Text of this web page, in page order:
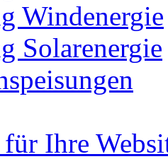
Windenergie
Solarenergie
Ihre